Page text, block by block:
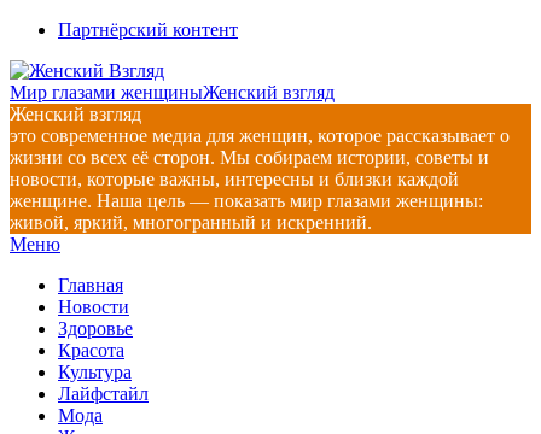
Перейти
содержимому
Партнёрский контент
Мир глазами женщиныЖенский взгляд
Женский взгляд
это современное медиа для женщин, которое рассказывает о
жизни со всех её сторон. Мы собираем истории, советы и
новости, которые важны, интересны и близки каждой
женщине. Наша цель — показать мир глазами женщины:
живой, яркий, многогранный и искренний.
Главное
меню
Меню
Главная
Новости
Здоровье
Красота
Культура
Лайфстайл
Мода